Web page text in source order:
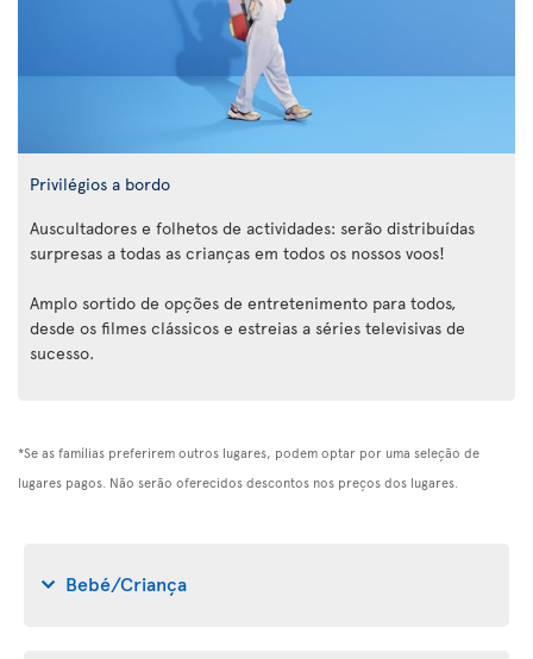
Privilégios a bordo
Auscultadores e folhetos de actividades: serão distribuídas
surpresas a todas as crianças em todos os nossos voos!
Amplo sortido de opções de entretenimento para todos,
desde os filmes clássicos e estreias a séries televisivas de
sucesso.
*Se as famílias preferirem outros lugares, podem optar por uma seleção de
lugares pagos. Não serão oferecidos descontos nos preços dos lugares.
Bebé/Criança